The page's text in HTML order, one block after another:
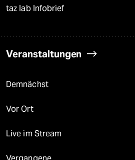
taz lab Infobrief
Veranstaltungen
Demnächst
Vor Ort
Live im Stream